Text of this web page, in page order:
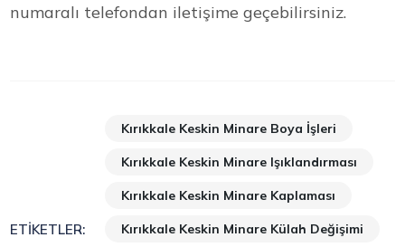
numaralı telefondan iletişime geçebilirsiniz.
ETIKETLER:
Kırıkkale Keskin Minare Boya İşleri
Kırıkkale Keskin Minare Işıklandırması
Kırıkkale Keskin Minare Kaplaması
Kırıkkale Keskin Minare Külah Değişimi